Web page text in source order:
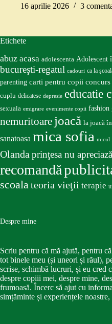
16 aprilie 2026
3
Etichete
abuz acasa adolescenta Adolescent
bucureşti-regatul cadouri ca la
parenting carti pentru copii concurs
cuplu delicatese depresie educatie
sexuala emigrare evenimente copii fashion
nemuritoare joacă la joacă
sanatoasa mica sofia micul
Olandaprinţesa nu apreciază
recomandă
scoalateoria vieţii terapie
Despre mine
Scriu pentru că mă ajută, pentru
tot binele meu (și uneori și răul),
scrise, schimbă lucruri, și eu cred
despre copiii mei, despre mine,
frumoasă. Încerc să ajut cu
simțăminte și experiențele